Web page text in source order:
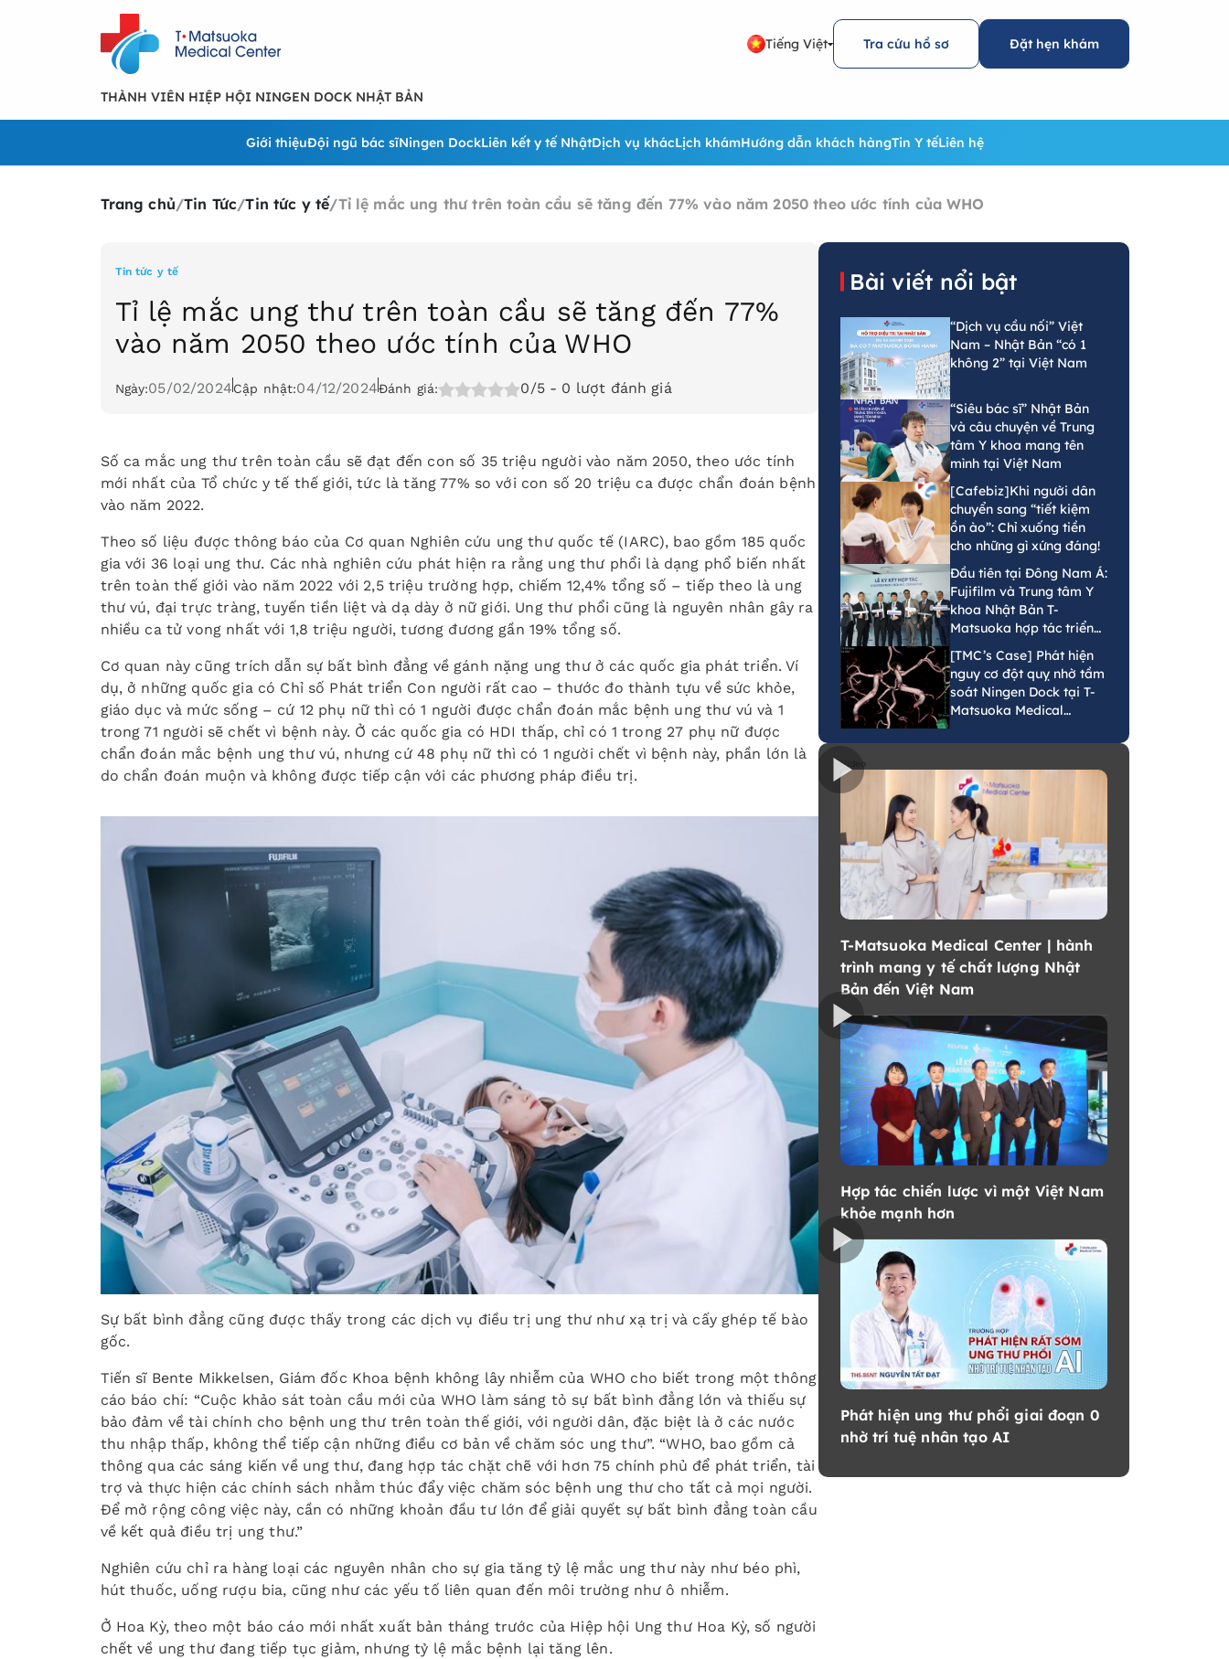
Tiếng Việt Tra cứu hồ sơ Đặt hẹn khám
THÀNH VIÊN HIỆP HỘI NINGEN DOCK NHẬT BẢN
Giới thiệuĐội ngũ bác sĩNingen DockLiên kết y tế NhậtDịch vụ khácLịch khámHướng dẫn khách hàngTin Y tếLiên hệ
Trang chủ/Tin Tức/Tin tức y tế/Tỉ lệ mắc ung thư trên toàn cầu sẽ tăng đến 77% vào năm 2050 theo ước tính của WHO
Tin tức y tế
Tỉ lệ mắc ung thư trên toàn cầu sẽ tăng đến 77%
vào năm 2050 theo ước tính của WHO
Ngày:05/02/2024Cập nhật:04/12/2024Đánh giá: 0/5 - 0 lượt đánh giá
Số ca mắc ung thư trên toàn cầu sẽ đạt đến con số 35 triệu người vào năm 2050, theo ước tính
mới nhất của Tổ chức y tế thế giới, tức là tăng 77% so với con số 20 triệu ca được chẩn đoán bệnh
vào năm 2022.
Theo số liệu được thông báo của Cơ quan Nghiên cứu ung thư quốc tế (IARC), bao gồm 185 quốc
gia với 36 loại ung thư. Các nhà nghiên cứu phát hiện ra rằng ung thư phổi là dạng phổ biến nhất
trên toàn thế giới vào năm 2022 với 2,5 triệu trường hợp, chiếm 12,4% tổng số – tiếp theo là ung
thư vú, đại trực tràng, tuyến tiền liệt và dạ dày ở nữ giới. Ung thư phổi cũng là nguyên nhân gây ra
nhiều ca tử vong nhất với 1,8 triệu người, tương đương gần 19% tổng số.
Cơ quan này cũng trích dẫn sự bất bình đẳng về gánh nặng ung thư ở các quốc gia phát triển. Ví
dụ, ở những quốc gia có Chỉ số Phát triển Con người rất cao – thước đo thành tựu về sức khỏe,
giáo dục và mức sống – cứ 12 phụ nữ thì có 1 người được chẩn đoán mắc bệnh ung thư vú và 1
trong 71 người sẽ chết vì bệnh này. Ở các quốc gia có HDI thấp, chỉ có 1 trong 27 phụ nữ được
chẩn đoán mắc bệnh ung thư vú, nhưng cứ 48 phụ nữ thì có 1 người chết vì bệnh này, phần lớn là
do chẩn đoán muộn và không được tiếp cận với các phương pháp điều trị.
Sự bất bình đẳng cũng được thấy trong các dịch vụ điều trị ung thư như xạ trị và cấy ghép tế bào
gốc.
Tiến sĩ Bente Mikkelsen, Giám đốc Khoa bệnh không lây nhiễm của WHO cho biết trong một thông
cáo báo chí: “Cuộc khảo sát toàn cầu mới của WHO làm sáng tỏ sự bất bình đẳng lớn và thiếu sự
bảo đảm về tài chính cho bệnh ung thư trên toàn thế giới, với người dân, đặc biệt là ở các nước
thu nhập thấp, không thể tiếp cận những điều cơ bản về chăm sóc ung thư”. “WHO, bao gồm cả
thông qua các sáng kiến về ung thư, đang hợp tác chặt chẽ với hơn 75 chính phủ để phát triển, tài
trợ và thực hiện các chính sách nhằm thúc đẩy việc chăm sóc bệnh ung thư cho tất cả mọi người.
Để mở rộng công việc này, cần có những khoản đầu tư lớn để giải quyết sự bất bình đẳng toàn cầu
về kết quả điều trị ung thư.”
Nghiên cứu chỉ ra hàng loại các nguyên nhân cho sự gia tăng tỷ lệ mắc ung thư này như béo phì,
hút thuốc, uống rượu bia, cũng như các yếu tố liên quan đến môi trường như ô nhiễm.
Ở Hoa Kỳ, theo một báo cáo mới nhất xuất bản tháng trước của Hiệp hội Ung thư Hoa Kỳ, số người
chết về ung thư đang tiếp tục giảm, nhưng tỷ lệ mắc bệnh lại tăng lên.
Bài viết nổi bật
“Dịch vụ cầu nối” Việt
Nam – Nhật Bản “có 1
không 2” tại Việt Nam
“Siêu bác sĩ” Nhật Bản
và câu chuyện về Trung
tâm Y khoa mang tên
mình tại Việt Nam
[Cafebiz]Khi người dân
chuyển sang “tiết kiệm
ồn ào”: Chỉ xuống tiền
cho những gì xứng đáng!
Đầu tiên tại Đông Nam Á:
Fujifilm và Trung tâm Y
khoa Nhật Bản T-
Matsuoka hợp tác triển
khai mô hình tầm soát
phát hiện sớm ung thư
bằng AI tại Việt Nam
[TMC’s Case] Phát hiện
nguy cơ đột quỵ nhờ tầm
soát Ningen Dock tại T-
Matsuoka Medical
Center
Video
T-Matsuoka Medical Center | hành
trình mang y tế chất lượng Nhật
Bản đến Việt Nam
Hợp tác chiến lược vì một Việt Nam
khỏe mạnh hơn
Phát hiện ung thư phổi giai đoạn 0
nhờ trí tuệ nhân tạo AI